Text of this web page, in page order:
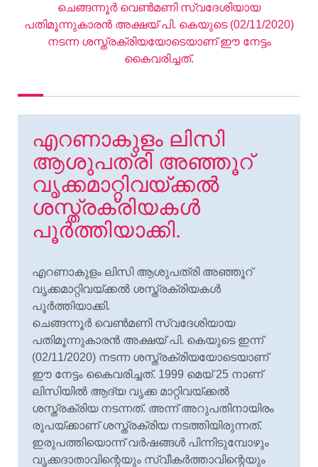
ചെങ്ങന്നൂർ വെൺമണി സ്വദേശിയായ
പതിമൂന്നുകാരൻ അക്ഷയ് പി. കെയുടെ (02/11/2020)
നടന്ന ശസ്ത്രക്രിയയോടെയാണ് ഈ നേട്ടം
കൈവരിച്ചത്.
എറണാകുളം ലിസി
ആശുപത്രി അഞ്ഞൂറ്
വൃക്കമാറ്റിവയ്ക്കൽ
ശസ്ത്രക്രിയകൾ
പൂർത്തിയാക്കി.
എറണാകുളം ലിസി ആശുപത്രി അഞ്ഞൂറ്
വൃക്കമാറ്റിവയ്ക്കൽ ശസ്ത്രക്രിയകൾ
പൂർത്തിയാക്കി.
ചെങ്ങന്നൂർ വെൺമണി സ്വദേശിയായ
പതിമൂന്നുകാരൻ അക്ഷയ് പി. കെയുടെ ഇന്ന്
(02/11/2020) നടന്ന ശസ്ത്രക്രിയയോടെയാണ്
ഈ നേട്ടം കൈവരിച്ചത്. 1999 മെയ്‌ 25 നാണ്
ലിസിയിൽ ആദ്യ വൃക്ക മാറ്റിവയ്ക്കൽ
ശസ്ത്രക്രിയ നടന്നത്. അന്ന് അറുപതിനായിരം
രൂപയ്ക്കാണ് ശസ്ത്രക്രിയ നടത്തിയിരുന്നത്.
ഇരുപത്തിയൊന്ന് വർഷങ്ങൾ പിന്നിടുമ്പോഴും
വൃക്കദാതാവിന്റെയും സ്വീകർത്താവിന്റെയും